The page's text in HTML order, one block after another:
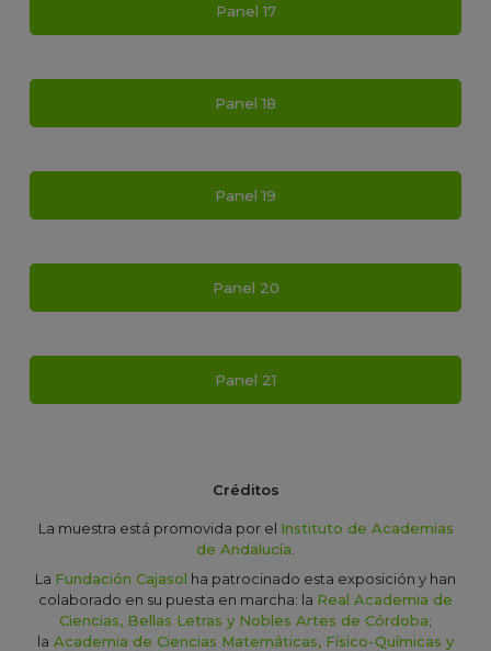
Panel 17
Panel 18
Panel 19
Panel 20
Panel 21
Créditos
La muestra está promovida por el Instituto de Academias
de Andalucía
La Fundación Cajasol ha patrocinado esta exposición y han
colaborado en su puesta en marcha: la Real Academia de
Ciencias, Bellas Letras y Nobles Artes de Córdoba;
la Academia de Ciencias Matemáticas, Físico-Químicas y